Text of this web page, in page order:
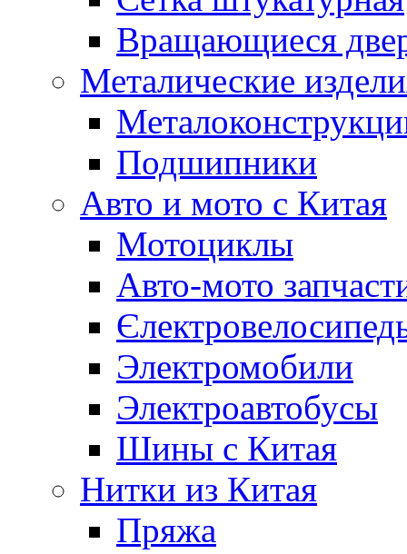
Вращающиеся
Металические
Подшипники
Авто и мото с Китая
Мотоциклы
Авто-мото
Электромобили
Электроавтобусы
Шины с Китая
Нитки из Китая
Пряжа